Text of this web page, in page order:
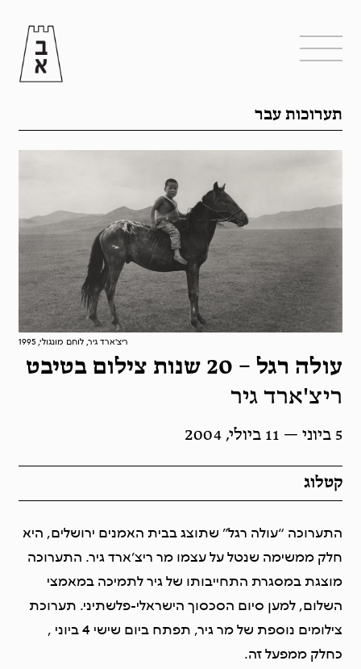
תערוכות עבר
ריצ'ארד גיר, לוחם מונגולי, 1995
עולה רגל – 20 שנות צילום בטיבט
ריצ'ארד גיר
5 ביוני — 11 ביולי, 2004
התערוכה “עולה רגל” שתוצג בבית האמנים ירושלים, היא
חלק ממשימה שנטל על עצמו מר ריצ’ארד גיר. התערוכה
מוצגת במסגרת התחייבותו של גיר לתמיכה במאמצי
השלום, למען סיום הסכסוך הישראלי-פלשתיני. תערוכת
צילומים נוספת של מר גיר, תפתח ביום שישי 4 ביוני ,
כחלק ממפעל זה.
קטלוג